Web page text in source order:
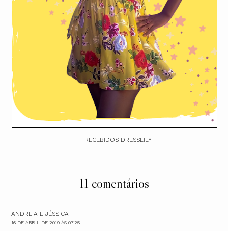
RECEBIDOS DRESSLILY
11 comentários
ANDREIA E JÉSSICA
16 DE ABRIL DE 2019 ÀS 07:25